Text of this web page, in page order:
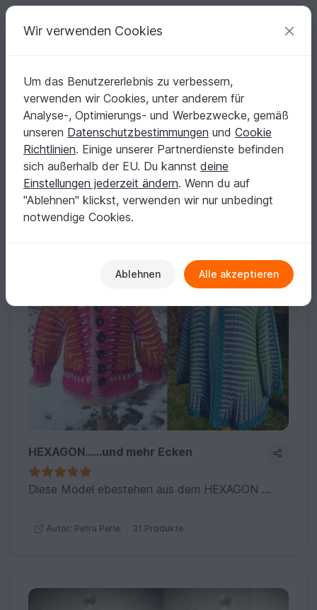
Deine kreativen Ideen
Deutsch | € (EUR) einloggen Kostenlos registrieren
Petra Perle
Verifiziert Elite Autor 121k
6128 Bewertungen
Kontakt | Folgen | Zum Store |
HEXAGON......und mehr Ecken
Diese Model ebestehen aus dem HEXAGON GRANNY---mit 6 oder auch mehr Ecken..super einfach zu machen...
Autor: Petra Perle 31 Produkte
Wir verwenden Cookies
Um das Benutzererlebnis zu verbessern,
verwenden wir Cookies, unter anderem für
Analyse-, Optimierungs- und Werbezwecke, gemäß
unseren Datenschutzbestimmungen und Cookie
Richtlinien. Einige unserer Partnerdienste befinden
sich außerhalb der EU. Du kannst deine
Einstellungen jederzeit ändern. Wenn du auf
"Ablehnen" klickst, verwenden wir nur unbedingt
notwendige Cookies.
Ablehnen Alle akzeptieren